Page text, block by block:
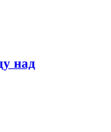
над